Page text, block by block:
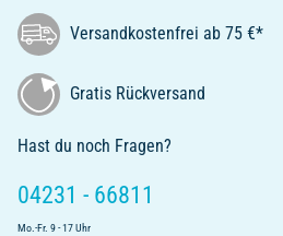
Versandkostenfrei ab 75 €*
Gratis Rückversand
Hast du noch Fragen?
04231 - 66811
Mo.-Fr. 9 - 17 Uhr